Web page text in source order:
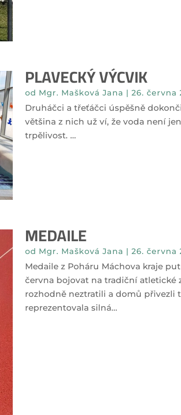
PLAVECKÝ VÝCVIK
od Mgr. Mašková Jana 26. června
Druháčci a třeťáčci úspěšně
většina z nich už ví, že voda není
trpělivost. ...
MEDAILE
od Mgr. Mašková Jana | 26. června
Medaile z Poháru Máchova kraje
června bojovat na tradiční atletické
rozhodně neztratili a domů přivezli
reprezentovala silná...